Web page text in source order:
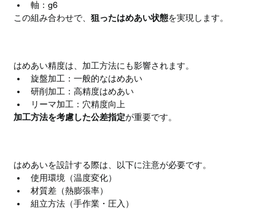
軸：g6
この組み合わせで、狙ったはめあい状態を実現します。
はめあい精度は、加工方法にも影響されます。
旋盤加工：一般的なはめあい
研削加工：高精度はめあい
リーマ加工：穴精度向上
加工方法を考慮した公差指定が重要です。
はめあいを設計する際は、以下に注意が必要です。
使用環境（温度変化）
材質差（熱膨張率）
組立方法（手作業・圧入）